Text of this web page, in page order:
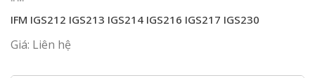
IFM IGS212 IGS213 IGS214 IGS216 IGS217 IGS230
Giá: Liên hệ